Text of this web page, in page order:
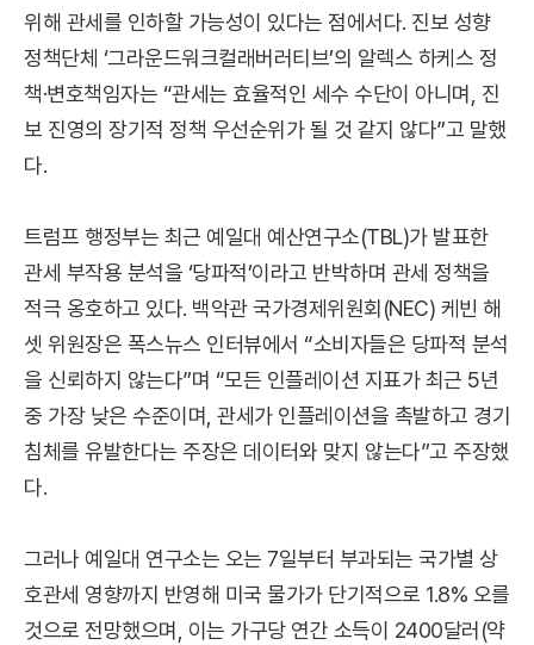
위해 관세를 인하할 가능성이 있다는 점에서다. 진보 성향
정책단체 ‘그라운드워크컬래버러티브’의 알렉스 하케스 정
책·변호책임자는 “관세는 효율적인 세수 수단이 아니며, 진
보 진영의 장기적 정책 우선순위가 될 것 같지 않다”고 말했
다.
트럼프 행정부는 최근 예일대 예산연구소(TBL)가 발표한
관세 부작용 분석을 ‘당파적’이라고 반박하며 관세 정책을
적극 옹호하고 있다. 백악관 국가경제위원회(NEC) 케빈 해
셋 위원장은 폭스뉴스 인터뷰에서 “소비자들은 당파적 분석
을 신뢰하지 않는다”며 “모든 인플레이션 지표가 최근 5년
중 가장 낮은 수준이며, 관세가 인플레이션을 촉발하고 경기
침체를 유발한다는 주장은 데이터와 맞지 않는다”고 주장했
다.
그러나 예일대 연구소는 오는 7일부터 부과되는 국가별 상
호관세 영향까지 반영해 미국 물가가 단기적으로 1.8% 오를
것으로 전망했으며, 이는 가구당 연간 소득이 2400달러(약